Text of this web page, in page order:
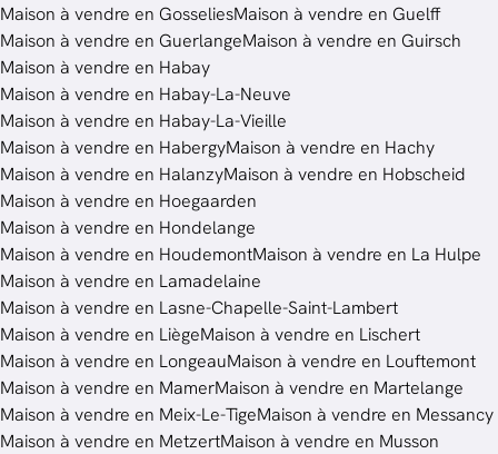
Maison à vendre en GosseliesMaison à vendre en Guelff
Maison à vendre en GuerlangeMaison à vendre en Guirsch
Maison à vendre en Habay
Maison à vendre en Habay-La-Neuve
Maison à vendre en Habay-La-Vieille
Maison à vendre en HabergyMaison à vendre en Hachy
Maison à vendre en HalanzyMaison à vendre en Hobscheid
Maison à vendre en Hoegaarden
Maison à vendre en Hondelange
Maison à vendre en HoudemontMaison à vendre en La Hulpe
Maison à vendre en Lamadelaine
Maison à vendre en Lasne-Chapelle-Saint-Lambert
Maison à vendre en LiègeMaison à vendre en Lischert
Maison à vendre en LongeauMaison à vendre en Louftemont
Maison à vendre en MamerMaison à vendre en Martelange
Maison à vendre en Meix-Le-TigeMaison à vendre en Messancy
Maison à vendre en MetzertMaison à vendre en Musson